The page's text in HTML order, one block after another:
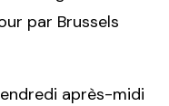
par Brussels
après-midi